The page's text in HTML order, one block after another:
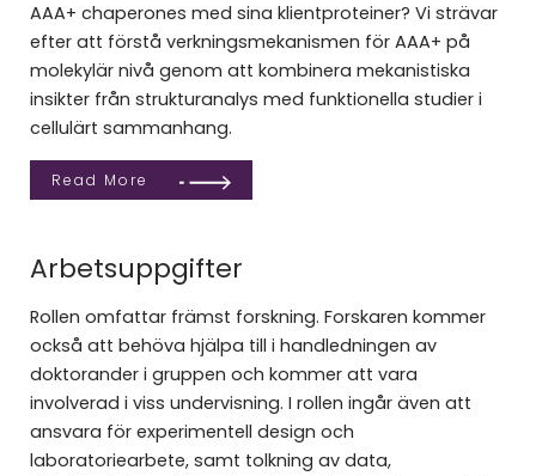
AAA+ chaperones med sina klientproteiner? Vi strävar
efter att förstå verkningsmekanismen för AAA+ på
molekylär nivå genom att kombinera mekanistiska
insikter från strukturanalys med funktionella studier i
cellulärt sammanhang.
Read More
Arbetsuppgifter
Rollen omfattar främst forskning. Forskaren kommer
också att behöva hjälpa till i handledningen av
doktorander i gruppen och kommer att vara
involverad i viss undervisning. I rollen ingår även att
ansvara för experimentell design och
laboratoriearbete, samt tolkning av data,